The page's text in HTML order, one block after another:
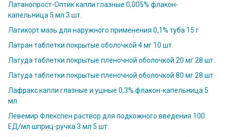
Латанопрост-Оптик капли глазные 0,005% флакон-
капельница 5 мл 3 шт.
Латикорт мазь для наружного применения 0,1% туба 15 г
Латран таблетки покрытые оболочкой 4 мг 10 шт.
Латуда таблетки покрытые пленочной оболочкой 20 мг 28 шт.
Латуда таблетки покрытые пленочной оболочкой 80 мг 28 шт.
Лафракс капли глазные и ушные 0,3% флакон-капельница 5
мл
Левемир Флекспен раствор для подкожного введения 100
ЕД/мл шприц-ручка 3 мл 5 шт.